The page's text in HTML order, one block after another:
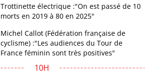
Trottinette électrique :"On est passé de 10
morts en 2019 à 80 en 2025"
Michel Callot (Fédération française de
cyclisme) :"Les audiences du Tour de
France féminin sont très positives"
10H